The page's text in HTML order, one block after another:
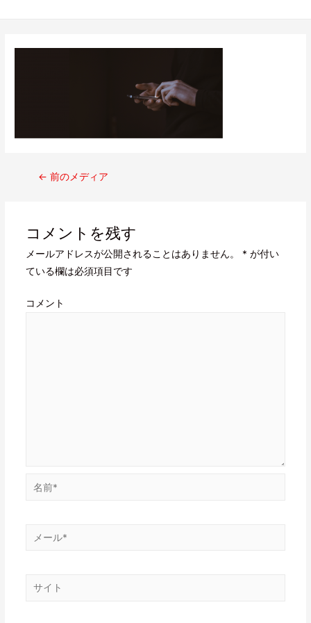
← 前のメディア
コメントを残す
メールアドレスが公開されることはありません。 * が付い
ている欄は必須項目です
コメント